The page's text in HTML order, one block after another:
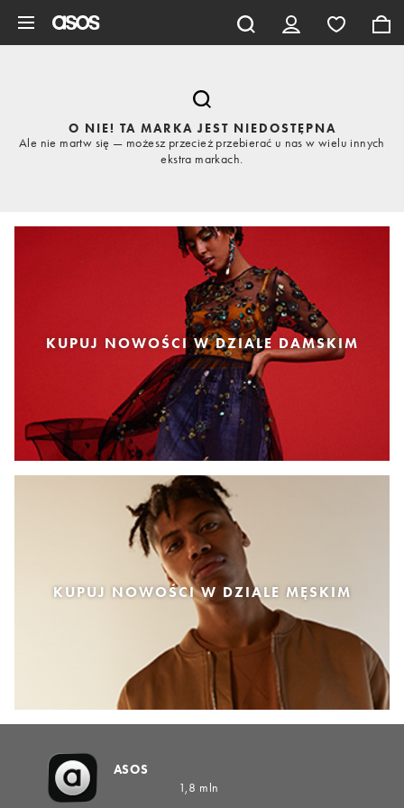
O NIE! TA MARKA JEST NIEDOSTĘPNA
Ale nie martw się — możesz przecież przebierać u nas w wielu innych
ekstra markach.
KUPUJ NOWOŚCI W DZIALE DAMSKIM
KUPUJ NOWOŚCI W DZIALE MĘSKIM
ASOS
1,8 mln